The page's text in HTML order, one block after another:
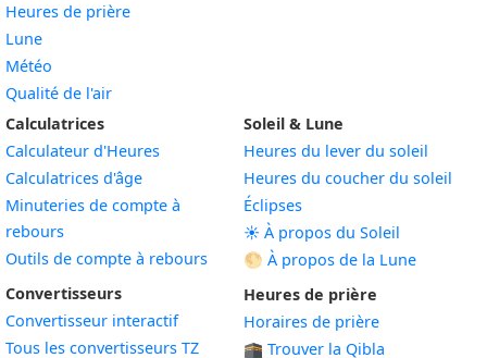
Heures de prière
Lune
Météo
Qualité de l'air
Calculatrices
Calculateur d'Heures
Calculatrices d'âge
Minuteries de compte à
rebours
Outils de compte à rebours
Convertisseurs
Convertisseur interactif
Tous les convertisseurs TZ
Soleil & Lune
Heures du lever du soleil
Heures du coucher du soleil
Éclipses
☀️ À propos du Soleil
🌕 À propos de la Lune
Heures de prière
Horaires de prière
🕋 Trouver la Qibla